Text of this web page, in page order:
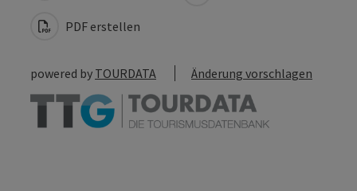
PDF erstellen
powered by TOURDATA Änderung vorschlagen